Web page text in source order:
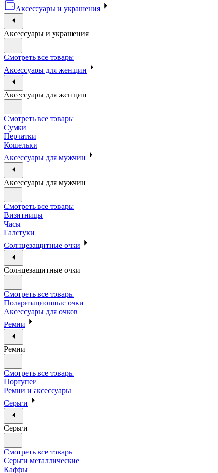
Аксессуары и украшения
Аксессуары и украшения
Смотреть все товары
Аксессуары для женщин
Аксессуары для женщин
Смотреть все товары
Сумки
Перчатки
Кошельки
Аксессуары для мужчин
Аксессуары для мужчин
Смотреть все товары
Визитницы
Часы
Галстуки
Солнцезащитные очки
Солнцезащитные очки
Смотреть все товары
Поляризационные очки
Аксессуары для очков
Ремни
Ремни
Смотреть все товары
Портупеи
Ремни и аксессуары
Серьги
Серьги
Смотреть все товары
Серьги металлические
Каффы